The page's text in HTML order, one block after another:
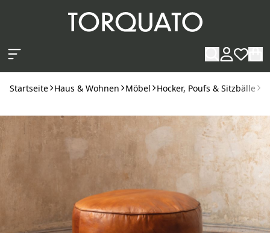
Startseite Haus & Wohnen Möbel Hocker, Poufs & Sitzbälle